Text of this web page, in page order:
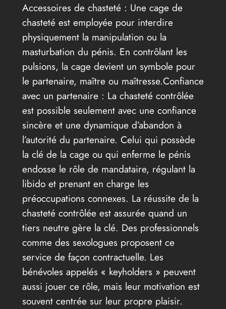
Accessoires de chasteté : Une cage de
chasteté est employée pour interdire
physiquement la manipulation ou la
masturbation du pénis. En contrôlant les
pulsions, la cage devient un symbole pour
le partenaire, maître ou maîtresse.Confiance
avec un partenaire : La chasteté contrôlée
est possible seulement avec une confiance
sincère et une dynamique d’abandon à
l’autorité du partenaire. Celui qui possède
la clé de la cage ou qui enferme le pénis
endosse le rôle de mandataire, régulant la
libido et prenant en charge les
préoccupations connexes. La réussite de la
chasteté contrôlée est assurée quand un
tiers neutre gère la clé. Des professionnels
comme des sexologues proposent ce
service de façon contractuelle. Les
bénévoles appelés « keyholders » peuvent
aussi jouer ce rôle, mais leur motivation est
souvent centrée sur leur propre plaisir.